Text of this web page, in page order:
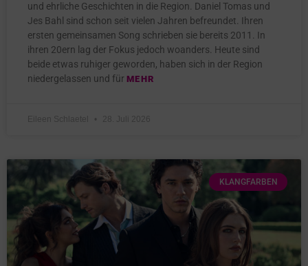
und ehrliche Geschichten in die Region. Daniel Tomas und
Jes Bahl sind schon seit vielen Jahren befreundet. Ihren
ersten gemeinsamen Song schrieben sie bereits 2011. In
ihren 20ern lag der Fokus jedoch woanders. Heute sind
beide etwas ruhiger geworden, haben sich in der Region
niedergelassen und für MEHR
Eileen Schlaetel 28. Juli 2026
KLANGFARBEN